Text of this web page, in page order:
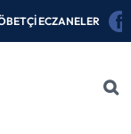
ECZANELER